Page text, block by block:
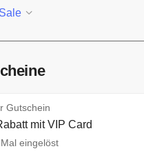
Gutschein
mit VIP Card
eingelöst